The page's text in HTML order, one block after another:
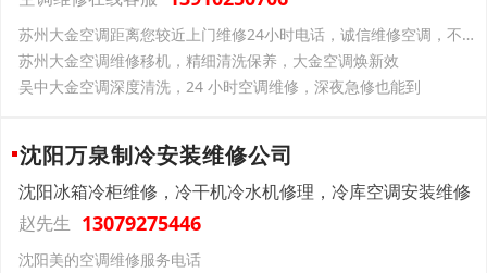
苏州大金空调距离您较近上门维修24小时电话，诚信维修空调，不乱加价不乱拆
苏州大金空调维修移机，精细清洗保养，大金空调焕新效
吴中大金空调深度清洗，24 小时空调维修，深夜急修也能到
沈阳万泉制冷安装维修公司
沈阳冰箱冷柜维修，冷干机冷水机修理，冷库空调安装维修
赵先生 13079275446
沈阳美的空调维修服务电话